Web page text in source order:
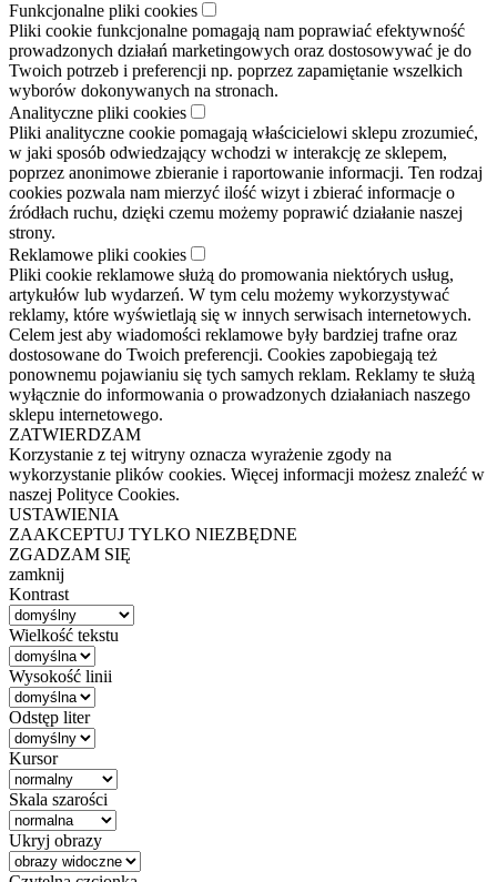
Funkcjonalne pliki cookies
Pliki cookie funkcjonalne pomagają nam poprawiać efektywność
prowadzonych działań marketingowych oraz dostosowywać je do
Twoich potrzeb i preferencji np. poprzez zapamiętanie wszelkich
wyborów dokonywanych na stronach.
Analityczne pliki cookies
Pliki analityczne cookie pomagają właścicielowi sklepu zrozumieć,
w jaki sposób odwiedzający wchodzi w interakcję ze sklepem,
poprzez anonimowe zbieranie i raportowanie informacji. Ten rodzaj
cookies pozwala nam mierzyć ilość wizyt i zbierać informacje o
źródłach ruchu, dzięki czemu możemy poprawić działanie naszej
strony.
Reklamowe pliki cookies
Pliki cookie reklamowe służą do promowania niektórych usług,
artykułów lub wydarzeń. W tym celu możemy wykorzystywać
reklamy, które wyświetlają się w innych serwisach internetowych.
Celem jest aby wiadomości reklamowe były bardziej trafne oraz
dostosowane do Twoich preferencji. Cookies zapobiegają też
ponownemu pojawianiu się tych samych reklam. Reklamy te służą
wyłącznie do informowania o prowadzonych działaniach naszego
sklepu internetowego.
ZATWIERDZAM
Korzystanie z tej witryny oznacza wyrażenie zgody na
wykorzystanie plików cookies. Więcej informacji możesz znaleźć w
naszej Polityce Cookies.
USTAWIENIA
ZAAKCEPTUJ TYLKO NIEZBĘDNE
ZGADZAM SIĘ
zamknij
Kontrast
Wielkość tekstu
Wysokość linii
Odstęp liter
Kursor
Skala szarości
Ukryj obrazy